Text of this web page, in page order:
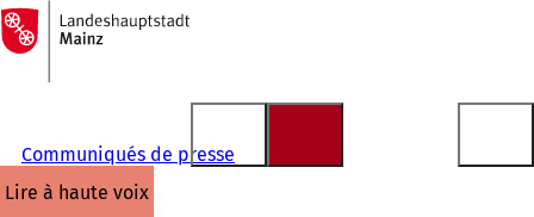
Accéder au contenu
Vers
la
page
d'accueil
Communiqués de presse
lire à haute voix